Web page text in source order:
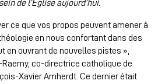
de l’Eglise aujourd’hui.
ce que vos propos peuvent amener à
en nous confortant dans des
en ouvrant de nouvelles pistes »,
co-directrice catholique de
Xavier Amherdt. Ce dernier était